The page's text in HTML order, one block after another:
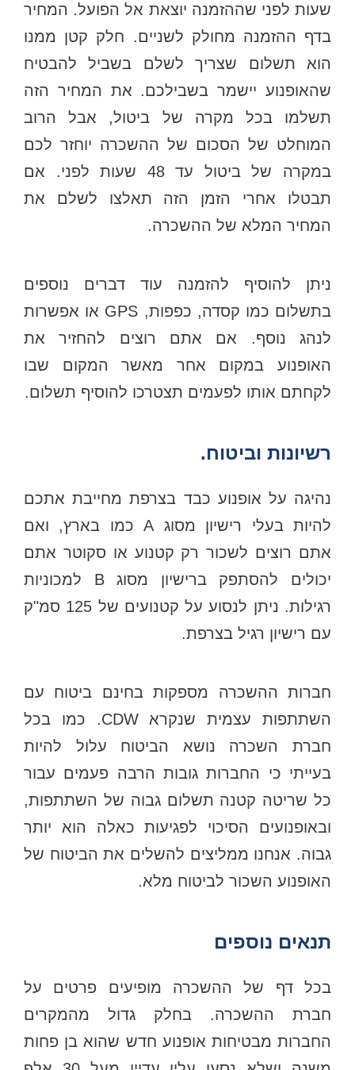
שעות לפני שההזמנה יוצאת אל הפועל. המחיר
בדף ההזמנה מחולק לשניים. חלק קטן ממנו
הוא תשלום שצריך לשלם בשביל להבטיח
שהאופנוע יישמר בשבילכם. את המחיר הזה
תשלמו בכל מקרה של ביטול, אבל הרוב
המוחלט של הסכום של ההשכרה יוחזר לכם
במקרה של ביטול עד 48 שעות לפני. אם
תבטלו אחרי הזמן הזה תאלצו לשלם את
המחיר המלא של ההשכרה.
ניתן להוסיף להזמנה עוד דברים נוספים
בתשלום כמו קסדה, כפפות, GPS או אפשרות
לנהג נוסף. אם אתם רוצים להחזיר את
האופנוע במקום אחר מאשר המקום שבו
לקחתם אותו לפעמים תצטרכו להוסיף תשלום.
רשיונות וביטוח.
נהיגה על אופנוע כבד בצרפת מחייבת אתכם
להיות בעלי רישיון מסוג A כמו בארץ, ואם
אתם רוצים לשכור רק קטנוע או סקוטר אתם
יכולים להסתפק ברישיון מסוג B למכוניות
רגילות. ניתן לנסוע על קטנועים של 125 סמ"ק
עם רישיון רגיל בצרפת.
חברות ההשכרה מספקות בחינם ביטוח עם
השתתפות עצמית שנקרא CDW. כמו בכל
חברת השכרה נושא הביטוח עלול להיות
בעייתי כי החברות גובות הרבה פעמים עבור
כל שריטה קטנה תשלום גבוה של השתתפות,
ובאופנועים הסיכוי לפגיעות כאלה הוא יותר
גבוה. אנחנו ממליצים להשלים את הביטוח של
האופנוע השכור לביטוח מלא.
תנאים נוספים
בכל דף של ההשכרה מופיעים פרטים על
חברת ההשכרה. בחלק גדול מהמקרים
החברות מבטיחות אופנוע חדש שהוא בן פחות